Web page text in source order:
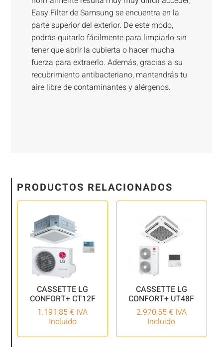
Easy Filter de Samsung se encuentra en la
parte superior del exterior. De este modo,
podrás quitarlo fácilmente para limpiarlo sin
tener que abrir la cubierta o hacer mucha
fuerza para extraerlo. Además, gracias a su
recubrimiento antibacteriano, mantendrás tu
aire libre de contaminantes y alérgenos.
PRODUCTOS RELACIONADOS
CASSETTE LG
CONFORT+ CT12F
1.191,85€ IVA
Incluido
CASSETTE LG
CONFORT+ UT48F
2.970,55€ IVA
Incluido